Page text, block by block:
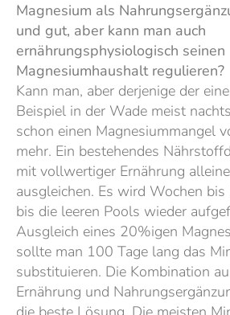
Magnesium als
und gut, aber kann man auch
ernährungsphysiologisch seinen
Magnesiumhaushalt regulieren?
Kann man, aber derjenige der
Beispiel in der Wade meist
schon einen Magnesiummangel
mehr. Ein bestehendes
mit vollwertiger Ernährung
ausgleichen. Es wird Wochen bis
bis die leeren Pools wieder
Ausgleich eines 20%igen
sollte man 100 Tage lang das
substituieren. Die Kombination
Ernährung und